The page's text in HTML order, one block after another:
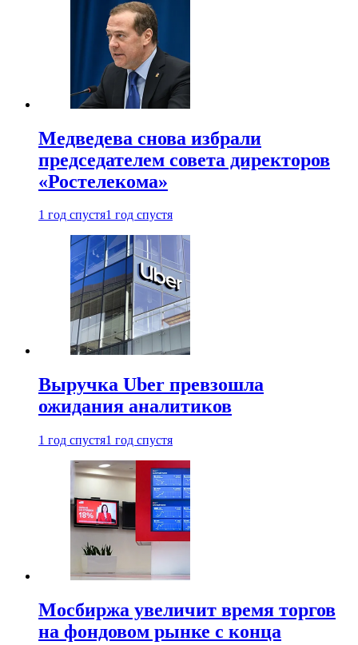
Медведева снова избрали
председателем совета директоров
«Ростелекома»
1 год спустя1 год спустя
Выручка Uber превзошла
ожидания аналитиков
1 год спустя1 год спустя
Мосбиржа увеличит время торгов
на фондовом рынке с конца